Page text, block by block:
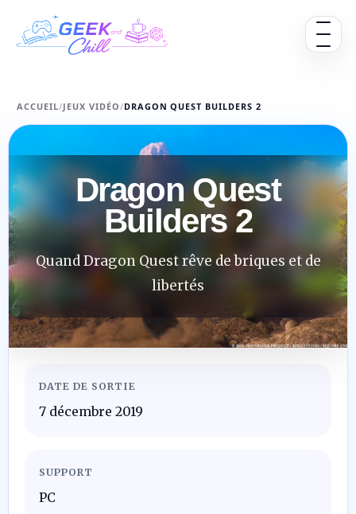
Ouvrir
ACCUEIL/JEUX VIDÉO/DRAGON QUEST BUILDERS 2
Dragon Quest
Builders 2
Quand Dragon Quest rêve de briques et de
libertés
DATE DE SORTIE
7 décembre 2019
SUPPORT
PC